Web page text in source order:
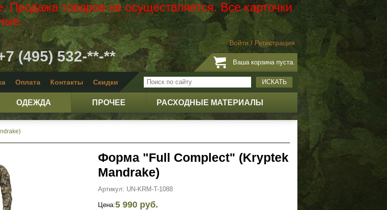
Продажа товаров не осуществляется. Все карточки
Войти / Регистрация
Ваша корзина пуста.
(495) 532-**-**
ИСКАТЬ
Оплата Контакты Скидки
ОДЕЖДА ПРОЧЕЕ РАСХОДНЫЕ МАТЕРИАЛЫ
Форма "Full Complect" (Kryptek
Mandrake)
Артикул: UN-KRM-T-1088
Цена:5 990 руб.